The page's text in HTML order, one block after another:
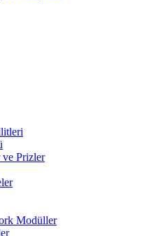
ve Prizler
Modüller